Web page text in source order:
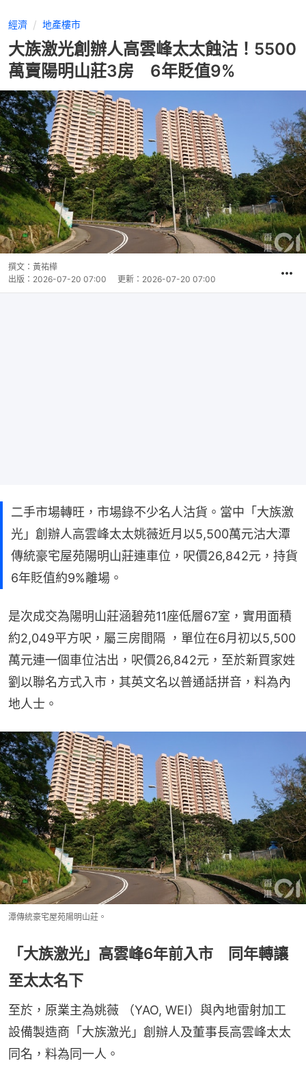
經濟 地產樓市
大族激光創辦人高雲峰太太蝕沽！5500
萬賣陽明山莊3房 6年貶值9%
撰文： 黃祐樺
出版： 2026-07-20 07:00 更新： 2026-07-20 07:00
二手市場轉旺，市場錄不少名人沽貨。當中「大族激
光」創辦人高雲峰太太姚薇近月以5,500萬元沽大潭
傳統豪宅屋苑陽明山莊連車位，呎價26,842元，持貨
6年貶值約9%離場。
是次成交為陽明山莊涵碧苑11座低層67室，實用面積
約2,049平方呎，屬三房間隔 ，單位在6月初以5,500
萬元連一個車位沽出，呎價26,842元，至於新買家姓
劉以聯名方式入市，其英文名以普通話拼音，料為內
地人士。
潭傳統豪宅屋苑陽明山莊。
「大族激光」高雲峰6年前入市 同年轉讓
至太太名下
至於，原業主為姚薇 （YAO, WEI）與內地雷射加工
設備製造商「大族激光」創辦人及董事長高雲峰太太
同名，料為同一人。